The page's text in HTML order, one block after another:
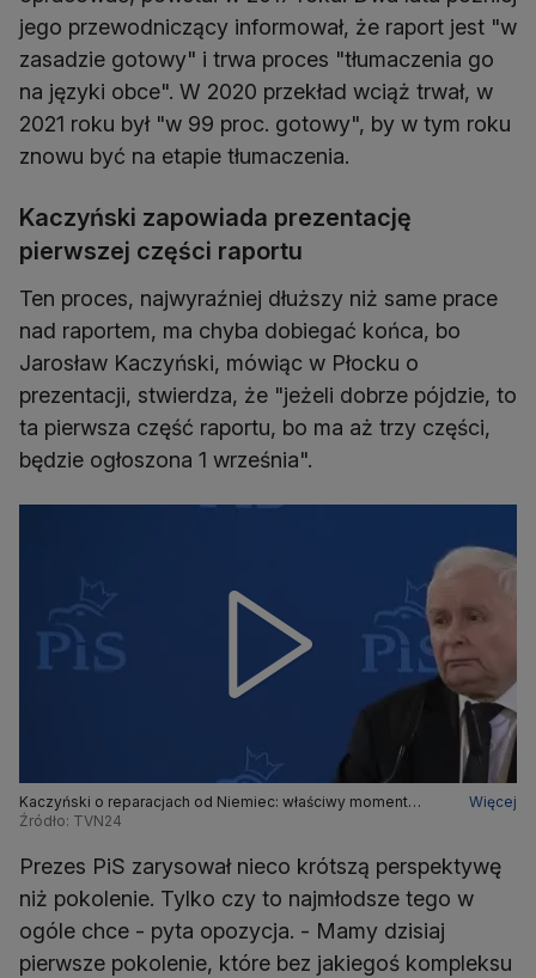
jego przewodniczący informował, że raport jest "w
zasadzie gotowy" i trwa proces "tłumaczenia go
na języki obce". W 2020 przekład wciąż trwał, w
2021 roku był "w 99 proc. gotowy", by w tym roku
znowu być na etapie tłumaczenia.
Kaczyński zapowiada prezentację
pierwszej części raportu
Ten proces, najwyraźniej dłuższy niż same prace
nad raportem, ma chyba dobiegać końca, bo
Jarosław Kaczyński, mówiąc w Płocku o
prezentacji, stwierdza, że "jeżeli dobrze pójdzie, to
ta pierwsza część raportu, bo ma aż trzy części,
będzie ogłoszona 1 września".
Kaczyński o reparacjach od Niemiec: właściwy moment
chyba się zbliża, że trzeba rąbnąć pięścią w stół
Więcej
Źródło: TVN24
Prezes PiS zarysował nieco krótszą perspektywę
niż pokolenie. Tylko czy to najmłodsze tego w
ogóle chce - pyta opozycja. - Mamy dzisiaj
pierwsze pokolenie, które bez jakiegoś kompleksu